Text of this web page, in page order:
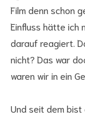
Film denn schon
Einfluss hätte ich
darauf reagiert.
nicht? Das war
waren wir in ein
Und seit dem bist